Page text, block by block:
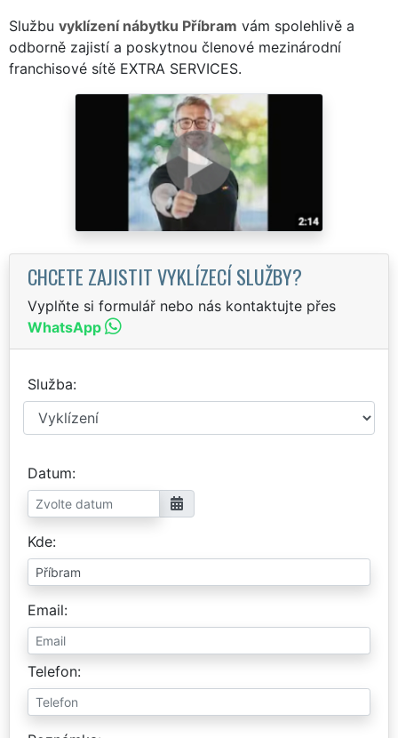
Službu vyklízení nábytku Příbram vám spolehlivě a
odborně zajistí a poskytnou členové mezinárodní
franchisové sítě EXTRA SERVICES.
CHCETE ZAJISTIT VYKLÍZECÍ SLUŽBY?
Vyplňte si formulář nebo nás kontaktujte přes
WhatsApp
Služba
Datum
Kde
Email
Telefon